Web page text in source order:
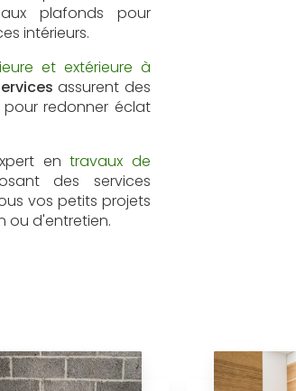
plafonds pour
intérieurs.
et extérieure à
assurent des
redonner éclat
entravaux de
des services
vos petits projets
ou d'entretien.